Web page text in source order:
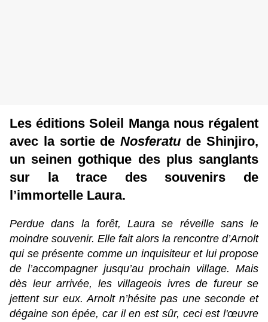
Les éditions Soleil Manga nous régalent
avec la sortie deNosferatu de Shinjiro,
un seinen gothique des plus sanglants
sur la trace des souvenirs de
l’immortelle Laura.
Perdue dans la forêt, Laura se réveille sans le
moindre souvenir. Elle fait alors la rencontre d’Arnolt
qui se présente comme un inquisiteur et lui propose
de l’accompagner jusqu’au prochain village. Mais
dès leur arrivée, les villageois ivres de fureur se
jettent sur eux. Arnolt n’hésite pas une seconde et
dégaine son épée, car il en est sûr, ceci est l'œuvre